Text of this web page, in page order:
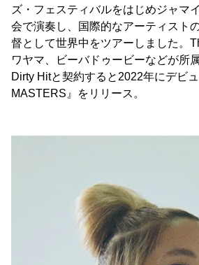
ズ・フェスティバルをはじめジャマ
会で演奏し、国際的なアーティスト
督として世界中をツアーしました。
ワヤマ、ビーバドゥービーなどが所
Dirty Hitと契約すると2022年にデビ
MASTERS』をリリース。